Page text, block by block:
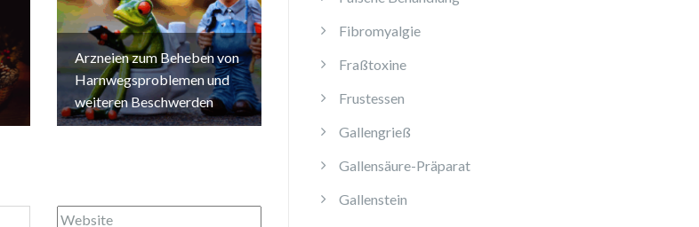
Arzneien zum Beheben von
Harnwegsproblemen und
weiteren Beschwerden
Fibromyalgie
Fraßtoxine
Frustessen
Gallengrieß
Gallensäure-Präparat
Gallenstein